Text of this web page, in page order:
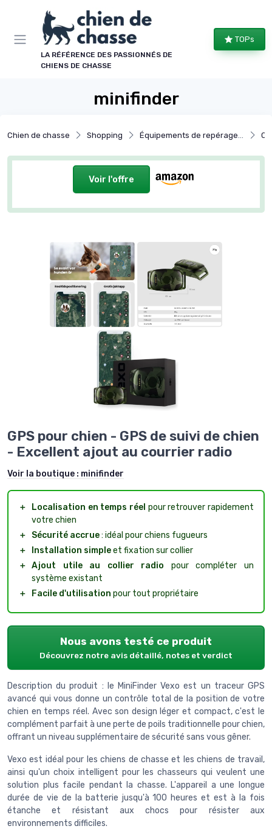
LA RÉFÉRENCE DES PASSIONNÉS DE
CHIENS DE CHASSE
TOPs
minifinder
Chien de chasse Shopping Équipements de repérage et de suivi
Voir l'offre
GPS pour chien - GPS de suivi de chien
- Excellent ajout au courrier radio
Voir la boutique : minifinder
＋ Localisation en temps réel pour retrouver rapidement
votre chien
＋
Sécurité accrue: idéal pour chiens fugueurs
＋
Installation simpleet fixation sur collier
＋ Ajout utile au collier radio pour compléter un
système existant
＋
Facile d'utilisation pour tout propriétaire
Nous avons testé ce produit
Découvrez notre avis détaillé, notes et verdict
Description du produit : le MiniFinder Vexo est un traceur GPS
avancé qui vous donne un contrôle total de la position de votre
chien en temps réel. Avec son design léger et compact, c'est le
complément parfait à une perte de poils traditionnelle pour chien,
offrant un niveau supplémentaire de sécurité sans vous gêner.
Vexo est idéal pour les chiens de chasse et les chiens de travail,
ainsi qu'un choix intelligent pour les chasseurs qui veulent une
solution plus facile pendant la chasse. L'appareil a une longue
durée de vie de la batterie jusqu'à 100 heures et est à la fois
étanche et résistant aux chocs pour résister aux
environnements difficiles.
Panneau de gestion des cookies